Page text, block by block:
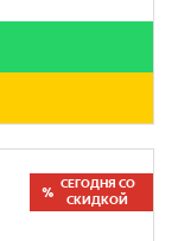
СЕГОДНЯ СО
СКИДКОЙ